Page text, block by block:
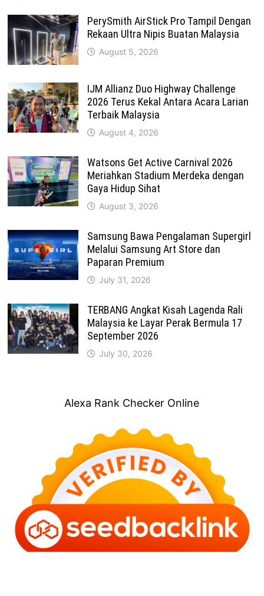
PerySmith AirStick Pro Tampil Dengan
Rekaan Ultra Nipis Buatan Malaysia
August 5, 2026
IJM Allianz Duo Highway Challenge
2026 Terus Kekal Antara Acara Larian
Terbaik Malaysia
August 4, 2026
Watsons Get Active Carnival 2026
Meriahkan Stadium Merdeka dengan
Gaya Hidup Sihat
August 3, 2026
Samsung Bawa Pengalaman Supergirl
Melalui Samsung Art Store dan
Paparan Premium
July 31, 2026
TERBANG Angkat Kisah Lagenda Rali
Malaysia ke Layar Perak Bermula 17
September 2026
July 30, 2026
Alexa Rank Checker Online